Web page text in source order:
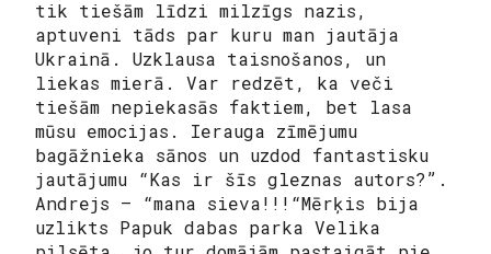
tik tiešām līdzi milzīgs nazis,
aptuveni tāds par kuru man jautāja
Ukrainā. Uzklausa taisnošanos, un
liekas mierā. Var redzēt, ka veči
tiešām nepiekasās faktiem, bet lasa
mūsu emocijas. Ierauga zīmējumu
bagāžnieka sānos un uzdod fantastisku
jautājumu “Kas ir šīs gleznas autors?”.
Andrejs — “mana sieva!!!“Mērķis bija
uzlikts Papuk dabas parka Velika